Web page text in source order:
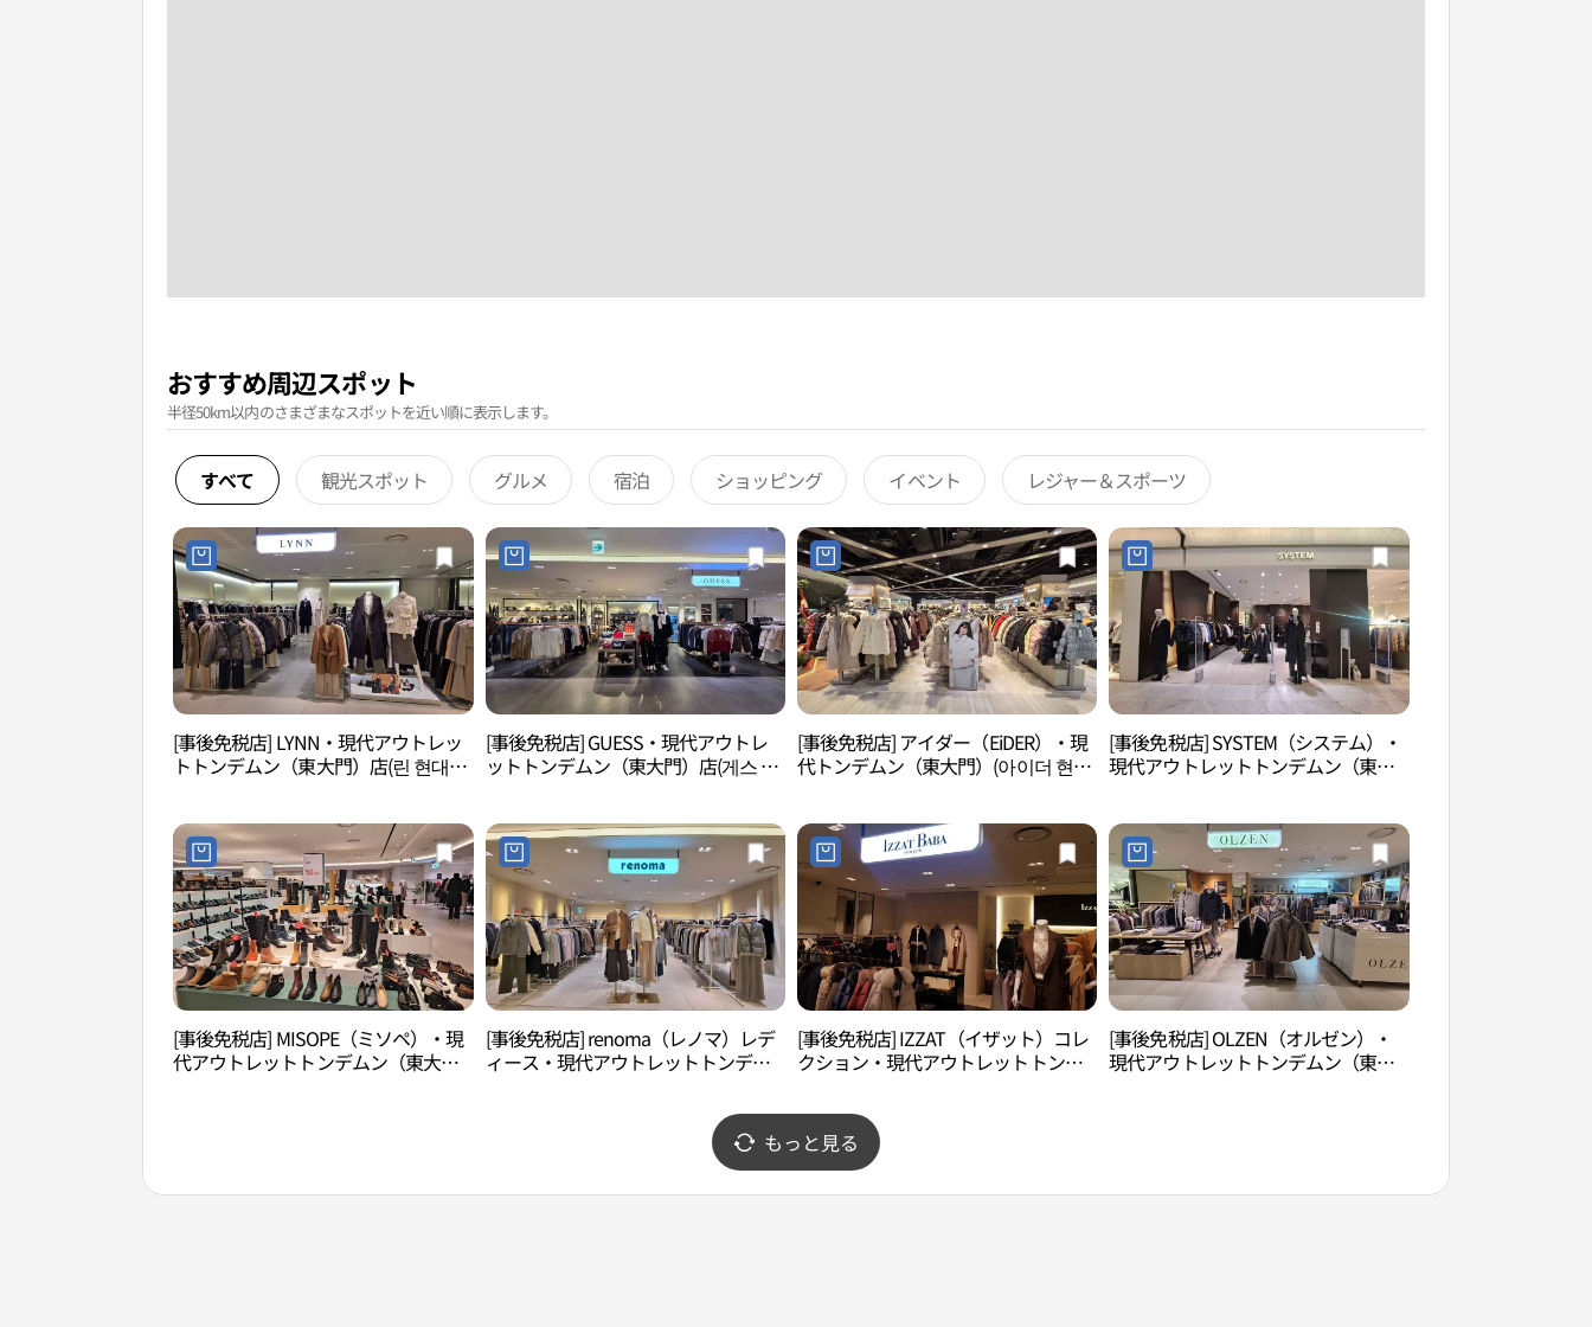
おすすめ周辺スポット
半径50km以内のさまざまなスポットを近い順に表示します。
すべて 観光スポット グルメ 宿泊 ショッピング イベント レジャー＆スポーツ
[事後免税店] LYNN・現代アウトレッ
トトンデムン（東大門）店(린 현대아
[事後免税店] GUESS・現代アウトレ
ットトンデムン（東大門）店(게스 현
[事後免税店] アイダー（EiDER）・現
代トンデムン（東大門）(아이더 현대
[事後免税店] SYSTEM（システム）・
現代アウトレットトンデムン（東大
[事後免税店] MISOPE（ミソペ）・現
代アウトレットトンデムン（東大
[事後免税店] renoma（レノマ）レデ
ィース・現代アウトレットトンデム
[事後免税店] IZZAT（イザット）コレ
クション・現代アウトレットトンデ
아울렛 동대문점)
[事後免税店] OLZEN（オルゼン）・
現代アウトレットトンデムン（東大
もっと見る